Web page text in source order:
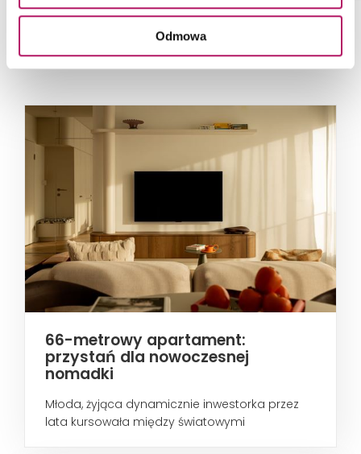
Odmowa
NAJNOWSZE ARTYKUŁY
66-metrowy apartament:
przystań dla nowoczesnej
nomadki
Młoda, żyjąca dynamicznie inwestorka przez
lata kursowała między światowymi